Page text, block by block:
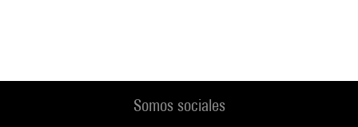
Somos sociales